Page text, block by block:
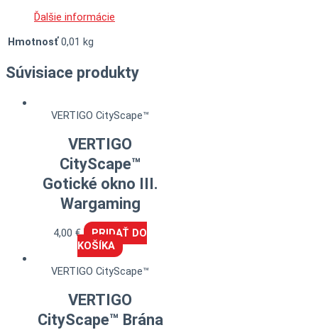
Ďalšie informácie
Hmotnosť 0,01 kg
Súvisiace produkty
VERTIGO CityScape™
VERTIGO
CityScape™
Gotické okno III.
Wargaming
4,00€
PRIDAŤ DO
KOŠÍKA
VERTIGO CityScape™
VERTIGO
CityScape™ Brána